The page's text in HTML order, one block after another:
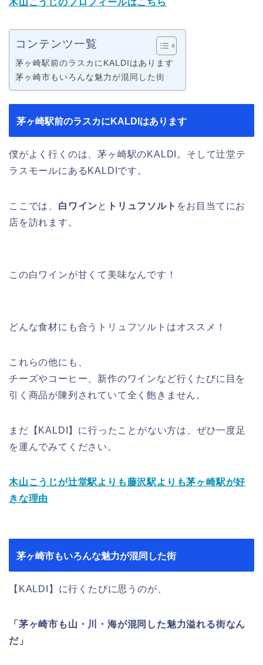
木山こうじのプロフィールはこちら
コンテンツ一覧
茅ヶ崎駅前のラスカにKALDIはあります
茅ヶ崎市もいろんな魅力が混同した街
茅ヶ崎駅前のラスカにKALDIはあります
僕がよく行くのは、茅ヶ崎駅のKALDI。そして辻堂テ
ラスモールにあるKALDIです。
ここでは、 白ワインと トリュフソルト をお目当てにお
店を訪れます。
この白ワインが甘くて美味なんです！
どんな食材にも合うトリュフソルトはオススメ！
これらの他にも、
チーズやコーヒー、新作のワインなど行くたびに目を
引く商品が陳列されていて全く飽きません。
まだ【KALDI】に行ったことがない方は、ぜひ一度足
を運んでみてください。
木山こうじが辻堂駅よりも藤沢駅よりも茅ヶ崎駅が好
きな理由
茅ヶ崎市もいろんな魅力が混同した街
【KALDI】に行くたびに思うのが、
「茅ヶ崎市も山・川・海が混同した魅力溢れる街なん
だ」